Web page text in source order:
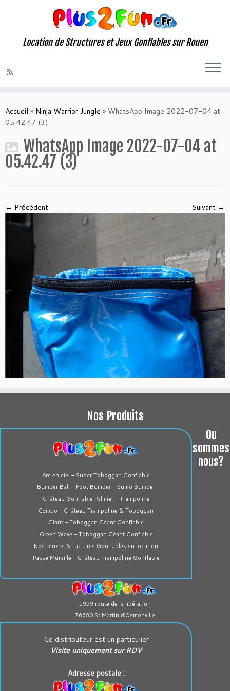
to
content
Location de Structures et Jeux Gonflables sur Rouen
Accueil » Ninja Warrior Jungle » WhatsApp Image 2022-07-04 at
05.42.47 (3)
WhatsApp Image 2022-07-04 at
05.42.47 (3)
← Précédent Suivant →
Nos Produits
Arc en ciel – Super Toboggan Gonflable
Bumper Ball – Foot Bumper – Sumo Bumper
Château Gonflable Palmier – Trampoline
Combo – Château Trampoline & Toboggan
Giant – Toboggan Géant Gonflable
Green Wave – Toboggan Géant Gonflable
Nos Jeux et Structures Gonflables en location
Passe Muraille – Château Trampoline Gonflable
Ou
sommes
nous?
1959 route de la libération
76680 St Martin d’Osmonville
Ce distributeur est un particulier
Visite uniquement sur RDV
Adresse postale :